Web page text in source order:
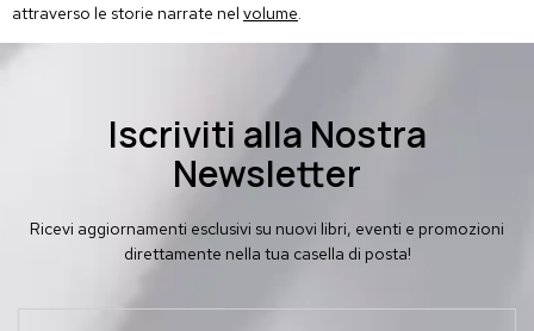
attraverso le storie narrate nel volume.
Iscriviti alla Nostra
Newsletter
Ricevi aggiornamenti esclusivi su nuovi libri, eventi e promozioni
direttamente nella tua casella di posta!